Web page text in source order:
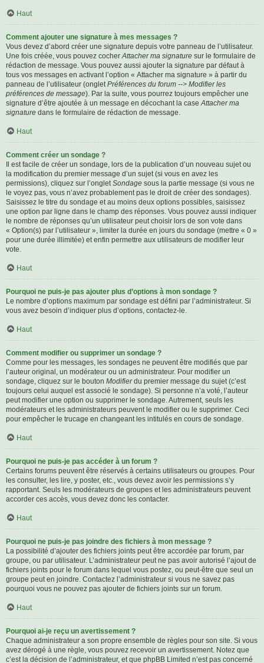
Haut
Comment ajouter une signature à mes messages ?
Vous devez d’abord créer une signature depuis votre panneau de l’utilisateur.
Une fois créée, vous pouvez cocherAttacher ma signature sur le formulaire de
rédaction de message. Vous pouvez aussi ajouter la signature par défaut à
tous vos messages en activant l’option « Attacher ma signature » à partir du
panneau de l’utilisateur (ongletPréférences du forum --> Modifier les
préférences de message). Par la suite, vous pourrez toujours empêcher une
signature d’être ajoutée à un message en décochant la caseAttacher ma
signature dans le formulaire de rédaction de message.
Haut
Comment créer un sondage ?
Il est facile de créer un sondage, lors de la publication d’un nouveau sujet ou
la modification du premier message d’un sujet (si vous en avez les
permissions), cliquez sur l’ongletSondage sous la partie message (si vous ne
le voyez pas, vous n’avez probablement pas le droit de créer des sondages).
Saisissez le titre du sondage et au moins deux options possibles, saisissez
une option par ligne dans le champ des réponses. Vous pouvez aussi indiquer
le nombre de réponses qu’un utilisateur peut choisir lors de son vote dans
« Option(s) par l’utilisateur », limiter la durée en jours du sondage (mettre « 0 »
pour une durée illimitée) et enfin permettre aux utilisateurs de modifier leur
vote.
Haut
Pourquoi ne puis-je pas ajouter plus d’options à mon sondage ?
Le nombre d’options maximum par sondage est défini par l’administrateur. Si
vous avez besoin d’indiquer plus d’options, contactez-le.
Haut
Comment modifier ou supprimer un sondage ?
Comme pour les messages, les sondages ne peuvent être modifiés que par
l’auteur original, un modérateur ou un administrateur. Pour modifier un
sondage, cliquez sur le bouton Modifierdu premier message du sujet (c’est
toujours celui auquel est associé le sondage). Si personne n’a voté, l’auteur
peut modifier une option ou supprimer le sondage. Autrement, seuls les
modérateurs et les administrateurs peuvent le modifier ou le supprimer. Ceci
pour empêcher le trucage en changeant les intitulés en cours de sondage.
Haut
Pourquoi ne puis-je pas accéder à un forum ?
Certains forums peuvent être réservés à certains utilisateurs ou groupes. Pour
les consulter, les lire, y poster, etc., vous devez avoir les permissions s’y
rapportant. Seuls les modérateurs de groupes et les administrateurs peuvent
accorder ces accès, vous devez donc les contacter.
Haut
Pourquoi ne puis-je pas joindre des fichiers à mon message ?
La possibilité d’ajouter des fichiers joints peut être accordée par forum, par
groupe, ou par utilisateur. L’administrateur peut ne pas avoir autorisé l’ajout de
fichiers joints pour le forum dans lequel vous postez, ou peut-être que seul un
groupe peut en joindre. Contactez l’administrateur si vous ne savez pas
pourquoi vous ne pouvez pas ajouter de fichiers joints sur un forum.
Haut
Pourquoi ai-je reçu un avertissement ?
Chaque administrateur a son propre ensemble de règles pour son site. Si vous
avez dérogé à une règle, vous pouvez recevoir un avertissement. Notez que
c’est la décision de l’administrateur, et que phpBB Limited n’est pas concerné